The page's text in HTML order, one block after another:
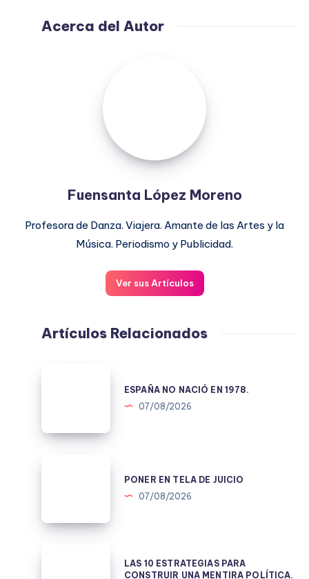
Acerca del Autor
Fuensanta López Moreno
Profesora de Danza. Viajera. Amante de las Artes y la
Música. Periodismo y Publicidad.
Ver sus Artículos
Artículos Relacionados
1978.
ESPAÑA NO NACIÓ EN 1978.
07/08/2026
JUICIO
PONER EN TELA DE JUICIO
07/08/2026
LAS 10 ESTRATEGIAS PARA
CONSTRUIR UNA MENTIRA POLÍTICA.